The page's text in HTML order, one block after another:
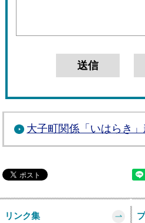
大子町関係「いはらき
リンク集